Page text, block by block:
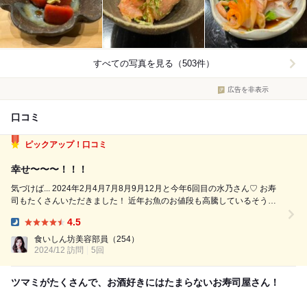
すべての写真を見る（503件）
広告を非表示
口コミ
ピックアップ！口コミ
幸せ〜〜〜！！！
気づけば... 2024年2月4月7月8月9月12月と今年6回目の水乃さん♡ お寿
司もたくさんいただきました！ 近年お魚のお値段も高騰しているそうで
4.5
食いしん坊美容部員 （254）
2024/12 訪問
5回
ツマミがたくさんで、お酒好きにはたまらないお寿司屋さん！